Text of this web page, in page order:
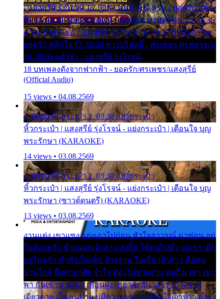
- แสงสุรีย์ รุ่งโรจน์ 13. 39:01 คนหัวใจโทรม - ยอดรัก สลัก
ใจ 14. 42:49 ไอ้หวังตายแน่ - ศรเพชร ศรสุพรรณ 15. 46:35
ธาตุแท้ของเธอ - แสงสุรีย์ รุ่งโรจน์ 16. 49:57 กำนันกำใน -
ยอดรัก สลักใจ 17. 52:29 สาวบริสุทธิ์ - ศรเพชร ศรสุพรรณ
18. 56:05 แต๋วจ๋า - แสงสุรีย์ รุ่งโรจน์
18 บทเพลงดังจากฟากฟ้า - ยอดรัก/ศรเพชร/แสงสุรีย์
(Official Audio)
15 views • 04.08.2569
1. 00:00 หิ้วกระเป๋า 2. 03:30 แย่งกระเป๋า
หิ้วกระเป๋า | แสงสุรีย์ รุ่งโรจน์ - แย่งกระเป๋า | เตือนใจ บุญ
พระรักษา (KARAOKE)
14 views • 03.08.2569
1. 00:00 หิ้วกระเป๋า 2. 03:30 แย่งกระเป๋า
หิ้วกระเป๋า | แสงสุรีย์ รุ่งโรจน์ - แย่งกระเป๋า | เตือนใจ บุญ
พระรักษา (ซาวด์ดนตรี) (KARAOKE)
13 views • 03.08.2569
งานแต่ง เขาแซง แย่งเอาไปก่อน หัวใจอาวรณ์ มาซ่อน อยู่
ในห้องครัว ข้างนอกเจ้าสาว ส่งยิ้ม ให้คนไปทั่ว แต่เรา เฝ้า
อยู่ในครัว ทำตัวเป็นเด็ก ล้างจาน ในเมื่อ เจ้าสาว คือคน
บ้านใกล้ พึ่งพาอาศัย จำใจ ต้องไปช่วยงาน พอถึงเวลา เขา
พา กันเข้าพาขวัญ เพื่อนฝูง เฮฮาดังลั่น แต่เราล้างจาน
เดียวดาย เป็นคนพ่าย บ่มีความหมาย เคียงใจเจ้าบ่าว เป็น